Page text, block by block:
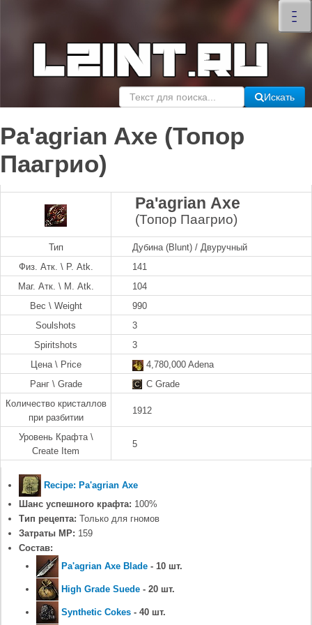
–
–
–
×
Искать
Pa'agrian Axe (Топор
Паагрио)
Pa'agrian Axe
(Топор Паагрио)
Тип
Дубина (Blunt) / Двуручный
Физ. Атк. \ P. Atk.
141
Маг. Атк. \ M. Atk.
104
Вес \ Weight
990
Soulshots
3
Spiritshots
3
Цена \ Price
4,780,000 Adena
Ранг \ Grade
C Grade
Количество кристаллов
при разбитии
1912
Уровень Крафта \
Create Item
5
Recipe: Pa'agrian Axe
Шанс успешного крафта: 100%
Тип рецепта: Только для гномов
Затраты MP: 159
Состав:
Pa'agrian Axe Blade - 10 шт.
High Grade Suede - 20 шт.
Synthetic Cokes - 40 шт.